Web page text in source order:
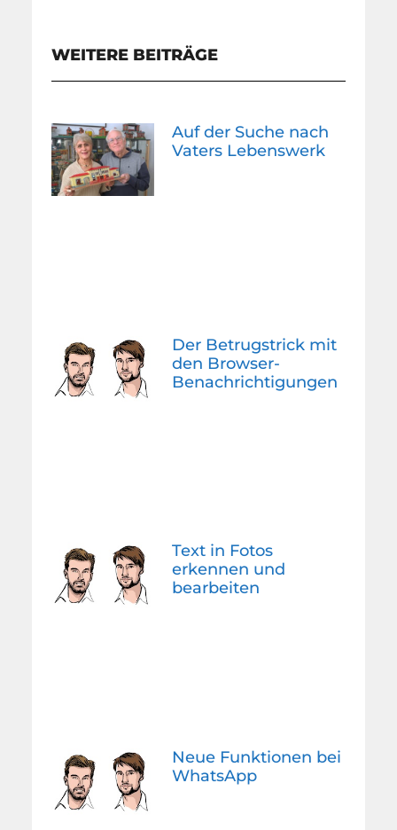
WEITERE BEITRÄGE
Auf der Suche nach
Vaters Lebenswerk
Der Betrugstrick mit
den Browser-
Benachrichtigungen
Text in Fotos
erkennen und
bearbeiten
Neue Funktionen bei
WhatsApp